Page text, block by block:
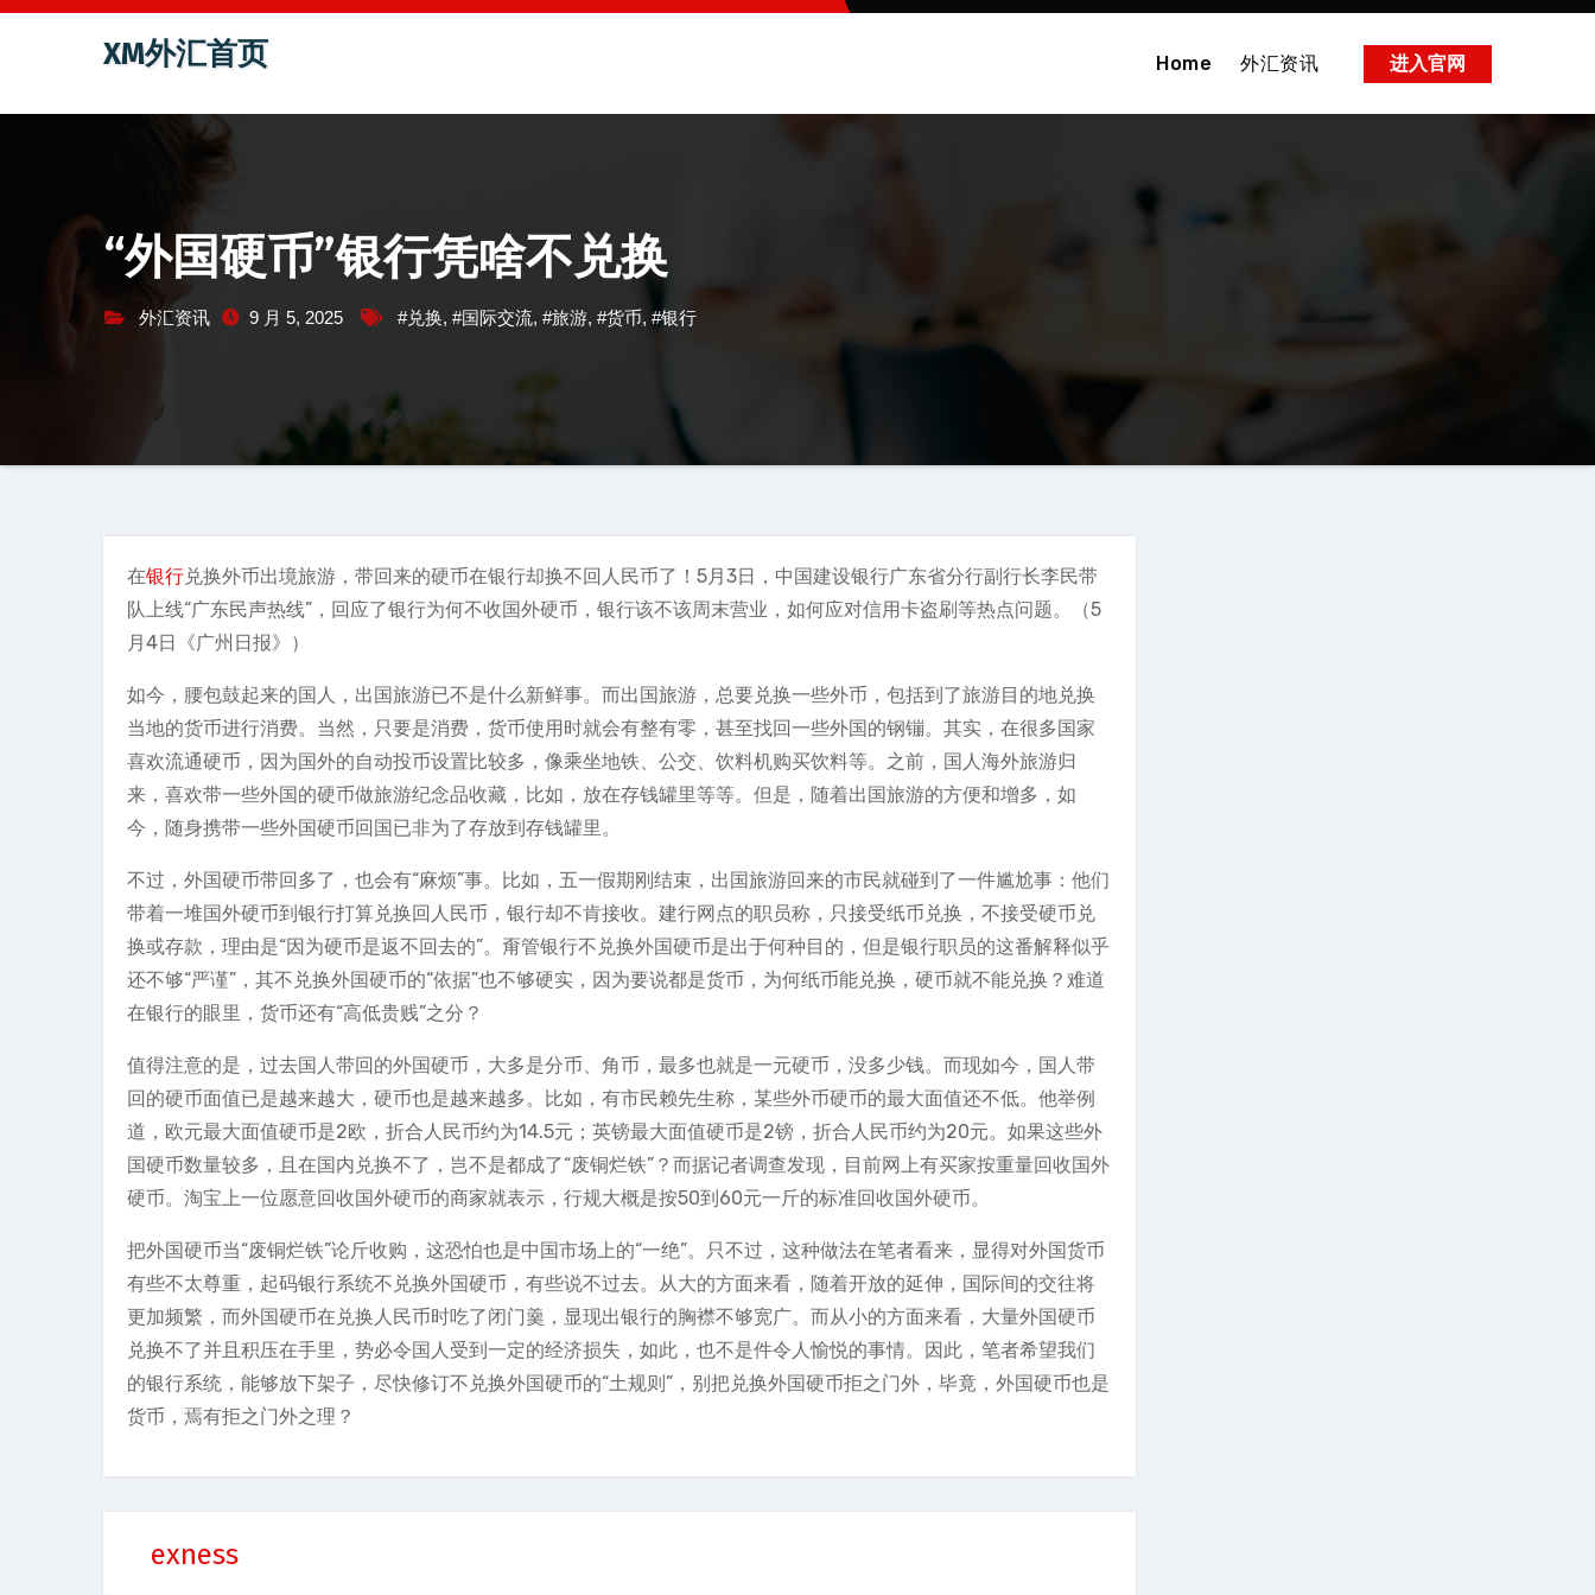
跳
容
XM外汇首页 Home 外汇资讯 进入官网
“外国硬币”银行凭啥不兑换
外汇资讯 9 月 5, 2025 #兑换, #国际交流, #旅游, #货币, #银行
在银行兑换外币出境旅游，带回来的硬币在银行却换不回人民币了！5月3日，中国建设银行广东省分行副行长李民带
队上线“广东民声热线”，回应了银行为何不收国外硬币，银行该不该周末营业，如何应对信用卡盗刷等热点问题。（5
月4日《广州日报》）
如今，腰包鼓起来的国人，出国旅游已不是什么新鲜事。而出国旅游，总要兑换一些外币，包括到了旅游目的地兑换
当地的货币进行消费。当然，只要是消费，货币使用时就会有整有零，甚至找回一些外国的钢镚。其实，在很多国家
喜欢流通硬币，因为国外的自动投币设置比较多，像乘坐地铁、公交、饮料机购买饮料等。之前，国人海外旅游归
来，喜欢带一些外国的硬币做旅游纪念品收藏，比如，放在存钱罐里等等。但是，随着出国旅游的方便和增多，如
今，随身携带一些外国硬币回国已非为了存放到存钱罐里。
不过，外国硬币带回多了，也会有“麻烦”事。比如，五一假期刚结束，出国旅游回来的市民就碰到了一件尴尬事：他们
带着一堆国外硬币到银行打算兑换回人民币，银行却不肯接收。建行网点的职员称，只接受纸币兑换，不接受硬币兑
换或存款，理由是“因为硬币是返不回去的”。甭管银行不兑换外国硬币是出于何种目的，但是银行职员的这番解释似乎
还不够“严谨”，其不兑换外国硬币的“依据”也不够硬实，因为要说都是货币，为何纸币能兑换，硬币就不能兑换？难道
在银行的眼里，货币还有“高低贵贱”之分？
值得注意的是，过去国人带回的外国硬币，大多是分币、角币，最多也就是一元硬币，没多少钱。而现如今，国人带
回的硬币面值已是越来越大，硬币也是越来越多。比如，有市民赖先生称，某些外币硬币的最大面值还不低。他举例
道，欧元最大面值硬币是2欧，折合人民币约为14.5元；英镑最大面值硬币是2镑，折合人民币约为20元。如果这些外
国硬币数量较多，且在国内兑换不了，岂不是都成了“废铜烂铁”？而据记者调查发现，目前网上有买家按重量回收国外
硬币。淘宝上一位愿意回收国外硬币的商家就表示，行规大概是按50到60元一斤的标准回收国外硬币。
把外国硬币当“废铜烂铁”论斤收购，这恐怕也是中国市场上的“一绝”。只不过，这种做法在笔者看来，显得对外国货币
有些不太尊重，起码银行系统不兑换外国硬币，有些说不过去。从大的方面来看，随着开放的延伸，国际间的交往将
更加频繁，而外国硬币在兑换人民币时吃了闭门羹，显现出银行的胸襟不够宽广。而从小的方面来看，大量外国硬币
兑换不了并且积压在手里，势必令国人受到一定的经济损失，如此，也不是件令人愉悦的事情。因此，笔者希望我们
的银行系统，能够放下架子，尽快修订不兑换外国硬币的“土规则”，别把兑换外国硬币拒之门外，毕竟，外国硬币也是
货币，焉有拒之门外之理？
exness